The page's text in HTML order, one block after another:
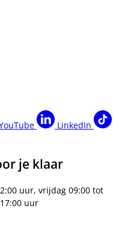
LinkedIn
je klaar
uur, vrijdag 09:00 tot
uur